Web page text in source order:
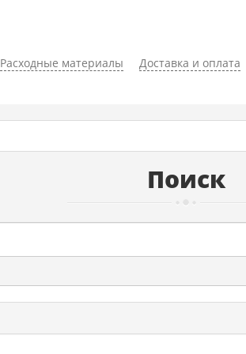
Расходные материалы Доставка и оплата
Поиск